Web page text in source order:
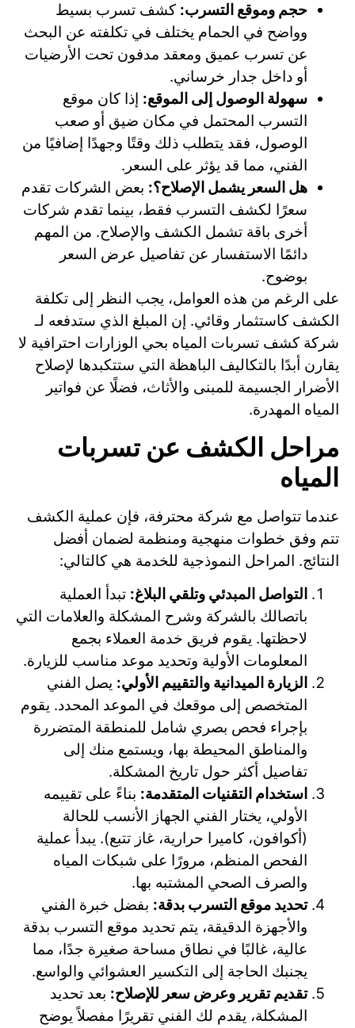
حجم وموقع التسرب: كشف تسرب بسيط
وواضح في الحمام يختلف في تكلفته عن البحث
عن تسرب عميق ومعقد مدفون تحت الأرضيات
أو داخل جدار خرساني.
سهولة الوصول إلى الموقع: إذا كان موقع
التسرب المحتمل في مكان ضيق أو صعب
الوصول، فقد يتطلب ذلك وقتًا وجهدًا إضافيًا من
الفني، مما قد يؤثر على السعر.
هل السعر يشمل الإصلاح؟: بعض الشركات تقدم
سعرًا لكشف التسرب فقط، بينما تقدم شركات
أخرى باقة تشمل الكشف والإصلاح. من المهم
دائمًا الاستفسار عن تفاصيل عرض السعر
بوضوح.
على الرغم من هذه العوامل، يجب النظر إلى تكلفة
الكشف كاستثمار وقائي. إن المبلغ الذي ستدفعه لـ
شركة كشف تسربات المياه بحي الوزارات احترافية لا
يقارن أبدًا بالتكاليف الباهظة التي ستتكبدها لإصلاح
الأضرار الجسيمة للمبنى والأثاث، فضلًا عن فواتير
المياه المهدرة.
مراحل الكشف عن تسربات
المياه
عندما تتواصل مع شركة محترفة، فإن عملية الكشف
تتم وفق خطوات منهجية ومنظمة لضمان أفضل
النتائج. المراحل النموذجية للخدمة هي كالتالي:
التواصل المبدئي وتلقي البلاغ: تبدأ العملية
باتصالك بالشركة وشرح المشكلة والعلامات التي
لاحظتها. يقوم فريق خدمة العملاء بجمع
المعلومات الأولية وتحديد موعد مناسب للزيارة.
الزيارة الميدانية والتقييم الأولي: يصل الفني
المتخصص إلى موقعك في الموعد المحدد. يقوم
بإجراء فحص بصري شامل للمنطقة المتضررة
والمناطق المحيطة بها، ويستمع منك إلى
تفاصيل أكثر حول تاريخ المشكلة.
استخدام التقنيات المتقدمة: بناءً على تقييمه
الأولي، يختار الفني الجهاز الأنسب للحالة
(أكوافون، كاميرا حرارية، غاز تتبع). يبدأ عملية
الفحص المنظم، مرورًا على شبكات المياه
والصرف الصحي المشتبه بها.
تحديد موقع التسرب بدقة: بفضل خبرة الفني
والأجهزة الدقيقة، يتم تحديد موقع التسرب بدقة
عالية، غالبًا في نطاق مساحة صغيرة جدًا، مما
يجنبك الحاجة إلى التكسير العشوائي والواسع.
تقديم تقرير وعرض سعر للإصلاح: بعد تحديد
المشكلة، يقدم لك الفني تقريرًا مفصلاً يوضح